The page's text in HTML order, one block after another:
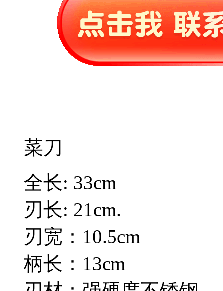
菜刀
全长: 33cm
刃长: 21cm.
刃宽：10.5cm
柄长：13cm